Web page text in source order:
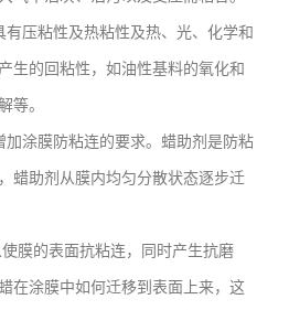
粘性及热粘性及热、光、化学和
生的回粘性，如油性基料的氧化和
等。
膜防粘连的要求。蜡助剂是防粘
蜡助剂从膜内均匀分散状态逐步迁
的表面抗粘连，同时产生抗磨
在涂膜中如何迁移到表面上来，这